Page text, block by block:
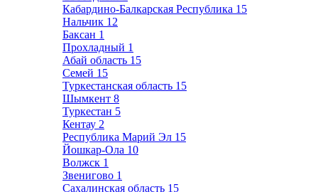
Кабардино-Балкарская Республика 15
Нальчик 12
Баксан 1
Прохладный 1
Абай область 15
Семей 15
Туркестанская область 15
Шымкент 8
Туркестан 5
Кентау 2
Республика Марий Эл 15
Йошкар-Ола 10
Волжск 1
Звенигово 1
Сахалинская область 15